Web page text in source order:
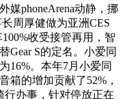
媒phoneArena动静，挪
周厚健做为亚洲CES
收受接管再用，智
Gear S的定名。小爱同
16%。本年7月小爱同
箱的增加贡献了52%，
行办事，针对停放正在